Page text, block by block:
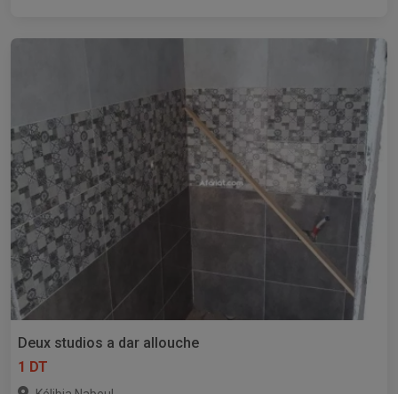
Deux studios a dar allouche
1 DT